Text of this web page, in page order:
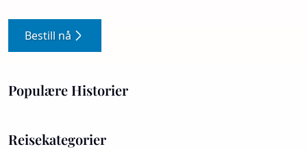
Bestill nå
Populære Historier
Reisekategorier